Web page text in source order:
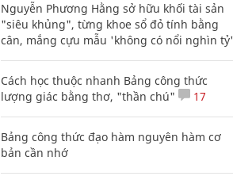
Nguyễn Phương Hằng sở hữu khối tài sản
"siêu khủng", từng khoe sổ đỏ tính bằng
cân, mắng cựu mẫu 'không có nổi nghìn tỷ'
Cách học thuộc nhanh Bảng công thức
lượng giác bằng thơ, "thần chú"
17
Bảng công thức đạo hàm nguyên hàm cơ
bản cần nhớ